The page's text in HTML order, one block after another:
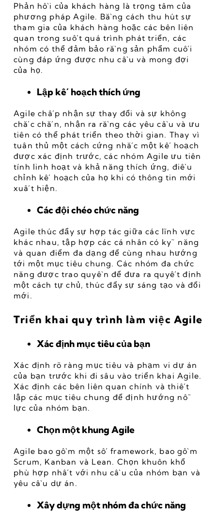
Phản hồi của khách hàng là trọng tâm của
phương pháp Agile. Bằng cách thu hút sự
tham gia của khách hàng hoặc các bên liên
quan trong suốt quá trình phát triển, các
nhóm có thể đảm bảo rằng sản phẩm cuối
cùng đáp ứng được nhu cầu và mong đợi
của họ.
Lập kế hoạch thích ứng
Agile chấp nhận sự thay đổi và sự không
chắc chắn, nhận ra rằng các yêu cầu và ưu
tiên có thể phát triển theo thời gian. Thay vì
tuân thủ một cách cứng nhắc một kế hoạch
được xác định trước, các nhóm Agile ưu tiên
tính linh hoạt và khả năng thích ứng, điều
chỉnh kế hoạch của họ khi có thông tin mới
xuất hiện.
Các đội chéo chức năng
Agile thúc đẩy sự hợp tác giữa các lĩnh vực
khác nhau, tập hợp các cá nhân có kỹ năng
và quan điểm đa dạng để cùng nhau hướng
tới một mục tiêu chung. Các nhóm đa chức
năng được trao quyền để đưa ra quyết định
một cách tự chủ, thúc đẩy sự sáng tạo và đổi
mới.
Triển khai quy trình làm việc Agile
Xác định mục tiêu của bạn
Xác định rõ ràng mục tiêu và phạm vi dự án
của bạn trước khi đi sâu vào triển khai Agile.
Xác định các bên liên quan chính và thiết
lập các mục tiêu chung để định hướng nỗ
lực của nhóm bạn.
Chọn một khung Agile
Agile bao gồm một số framework, bao gồm
Scrum, Kanban và Lean. Chọn khuôn khổ
phù hợp nhất với nhu cầu của nhóm bạn và
yêu cầu dự án.
Xây dựng một nhóm đa chức năng